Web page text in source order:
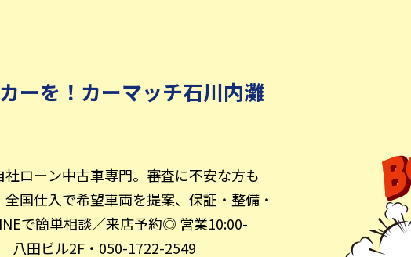
ーを！カーマッチ石川内灘
ローン中古車専門。審査に不安な方も
全国仕入で希望車両を提案、保証・整備・
で簡単相談／来店予約◎ 営業10:00-
八田ビル2F・050-1722-2549